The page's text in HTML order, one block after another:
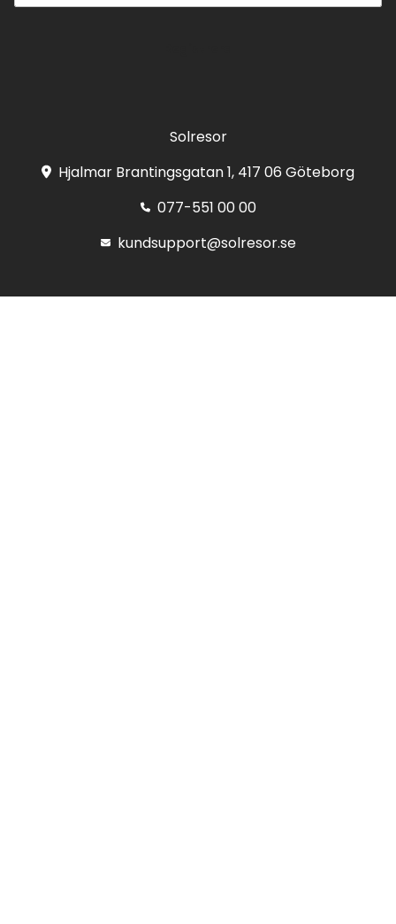
Solresor
Hjalmar Brantingsgatan 1, 417 06 Göteborg
077-551 00 00
kundsupport@solresor.se